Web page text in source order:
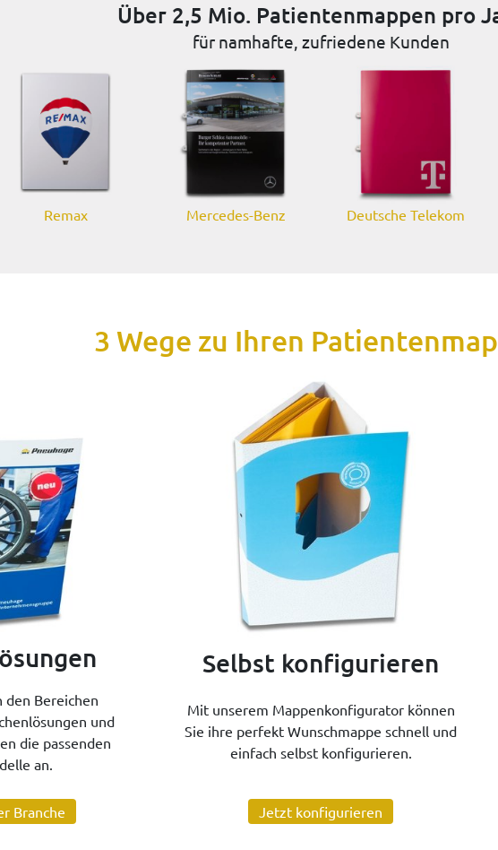
Über 2,5 Mio. Patientenmappen pro
für namhafte, zufriedene Kunden
Remax Mercedes-Benz Deutsche Telekom
3 Wege zu Ihren
Bereichen
und
die passenden
an.
Branche
Selbst konfigurieren
Mit unserem Mappenkonfigurator können
Sie ihre perfekt Wunschmappe schnell und
einfach selbst konfigurieren.
Jetzt konfigurieren